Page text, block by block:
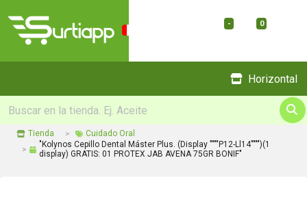
- 0
Horizontal
Tienda
Cuidado Oral
"Kolynos Cepillo Dental Máster Plus. (Display """"P12-Ll14"""")(1
display) GRATIS: 01 PROTEX JAB AVENA 75GR BONIF"